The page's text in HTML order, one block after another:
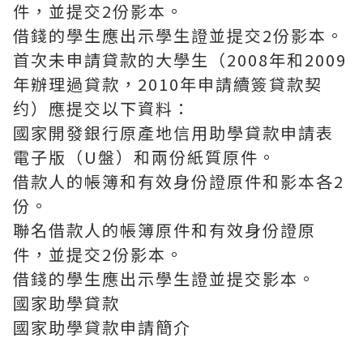
件，並提交2份影本。
借錢的學生應出示學生證並提交2份影本。
首次未申請貸款的大學生（2008年和2009
年辦理過貸款，2010年申請續簽貸款契
约）應提交以下資料：
國家開發銀行原產地信用助學貸款申請表
電子版（U盤）和兩份紙質原件。
借款人的帳簿和有效身份證原件和影本各2
份。
聯名借款人的帳簿原件和有效身份證原
件，並提交2份影本。
借錢的學生應出示學生證並提交影本。
國家助學貸款
國家助學貸款申請簡介